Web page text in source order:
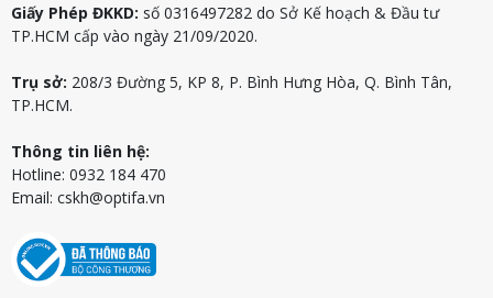
Giấy Phép ĐKKD: số 0316497282 do Sở Kế hoạch & Đầu tư
TP.HCM cấp vào ngày 21/09/2020.
Trụ sở: 208/3 Đường 5, KP 8, P. Bình Hưng Hòa, Q. Bình Tân,
TP.HCM.
Thông tin liên hệ:
Hotline: 0932 184 470
Email: cskh@optifa.vn